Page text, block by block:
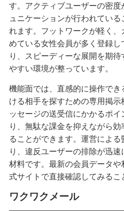
す。アクティブユーザーの密度
ュニケーションが行われてい
れます。フットワークが軽く
めている女性会員が多く登録
り、スピーディーな展開を期
やすい環境が整っています。
機能面では、直感的に操作で
ける相手を探すための専用掲
ッセージの送受信にかかるポ
り、無駄な課金を抑えながら
ることができます。運営によ
り、違反ユーザーの排除が迅
材料です。最新の会員データ
式サイトで直接確認してみるこ
ワクワクメール